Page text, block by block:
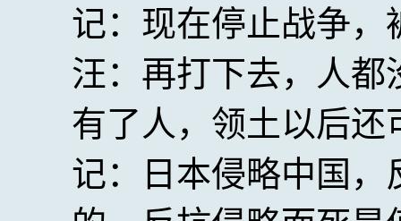
记：现在停止战争，
汪：再打下去，人
有了人，领土以后还
记：日本侵略中国